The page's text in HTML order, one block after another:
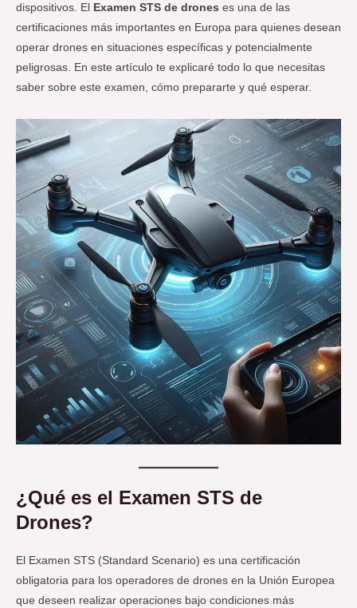
dispositivos. El
Examen STS de drones es una de las
certificaciones más importantes en Europa para quienes desean
operar drones en situaciones específicas y potencialmente
peligrosas. En este artículo te explicaré todo lo que necesitas
saber sobre este examen, cómo prepararte y qué esperar.
¿Qué es el Examen STS de
Drones?
El Examen STS (Standard Scenario) es una certificación
obligatoria para los operadores de drones en la Unión Europea
que deseen realizar operaciones bajo condiciones más